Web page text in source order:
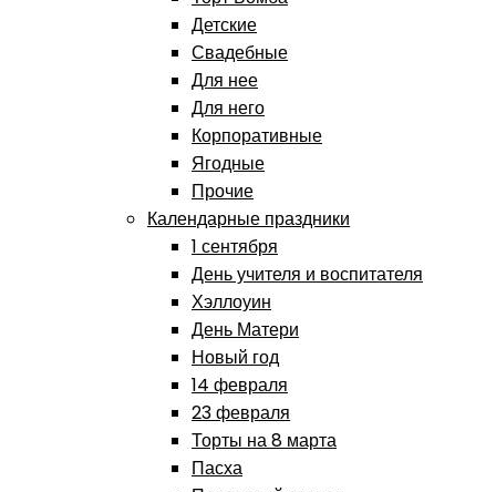
Детские
Свадебные
Для нее
Для него
Корпоративные
Ягодные
Прочие
Календарные праздники
1 сентября
День учителя и воспитателя
Хэллоуин
День Матери
Новый год
14 февраля
23 февраля
Торты на 8 марта
Пасха